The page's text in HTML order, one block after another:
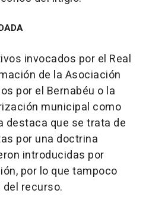
invocados por el Real
de la Asociación
por el Bernabéu o la
municipal como
destaca que se trata de
por una doctrina
introducidas por
por lo que tampoco
recurso.